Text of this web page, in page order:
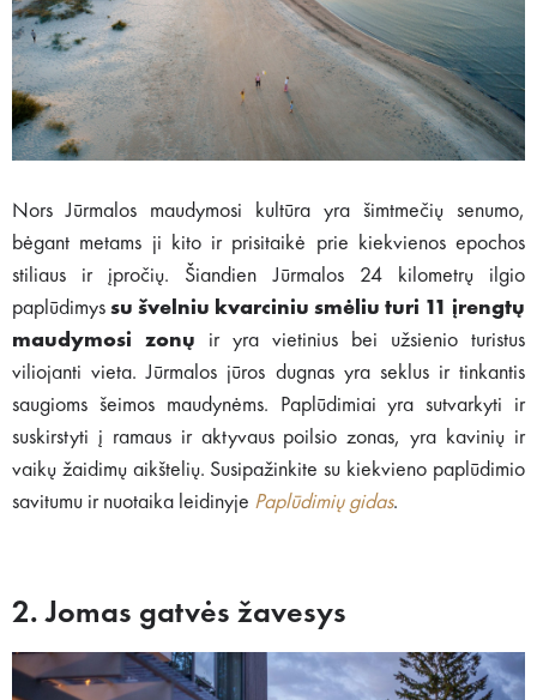
Nors Jūrmalos maudymosi kultūra yra šimtmečių senumo,
bėgant metams ji kito ir prisitaikė prie kiekvienos epochos
stiliaus ir įpročių. Šiandien Jūrmalos 24 kilometrų ilgio
paplūdimys su švelniu kvarciniu smėliu turi 11 įrengtų
maudymosi zonų ir yra vietinius bei užsienio turistus
viliojanti vieta. Jūrmalos jūros dugnas yra seklus ir tinkantis
saugioms šeimos maudynėms. Paplūdimiai yra sutvarkyti ir
suskirstyti į ramaus ir aktyvaus poilsio zonas, yra kavinių ir
vaikų žaidimų aikštelių. Susipažinkite su kiekvieno paplūdimio
savitumu ir nuotaika leidinyje Paplūdimių gidas.
2. Jomas gatvės žavesys